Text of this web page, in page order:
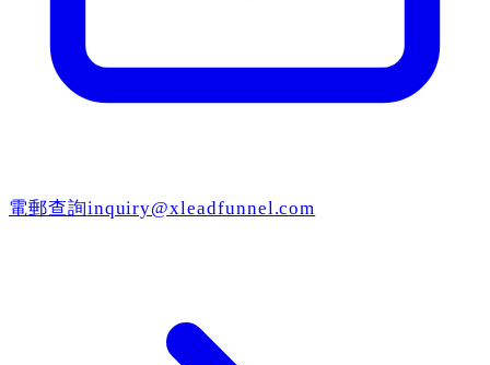
電郵查詢inquiry@xleadfunnel.com